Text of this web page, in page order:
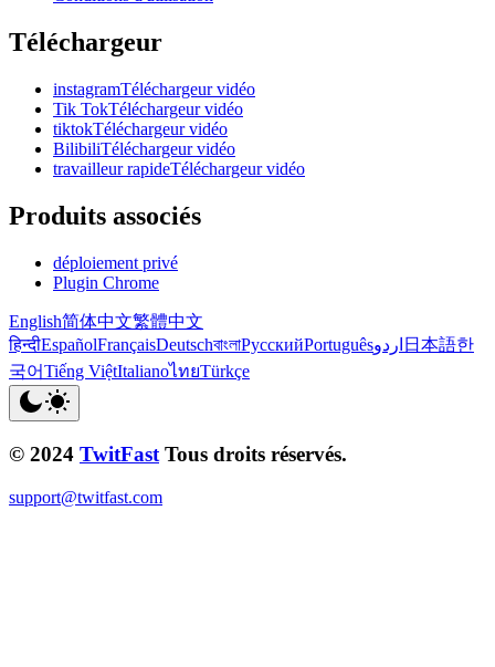
Téléchargeur
instagramTéléchargeur vidéo
Tik TokTéléchargeur vidéo
tiktokTéléchargeur vidéo
BilibiliTéléchargeur vidéo
travailleur rapideTéléchargeur vidéo
Produits associés
déploiement privé
Plugin Chrome
English简体中文繁體中文
हिन्दीEspañolFrançaisDeutschবাংলাРусскийPortuguêsاردو 日本語한
국어Tiếng ViệtItalianoไทยTürkçe
© 2024 TwitFast Tous droits réservés.
support@twitfast.com